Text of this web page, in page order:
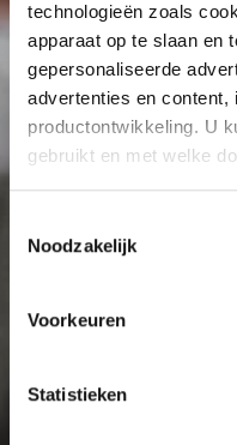
technologieën zoals
apparaat op te slaan en
gepersonaliseerde
advertenties en content,
productontwikkeling. U
gebruikt en met welke
Informatie
Uw apparaat
scannen op
verwerkt en stel uw
Noodzakelijk
Voorkeuren
Statistieken